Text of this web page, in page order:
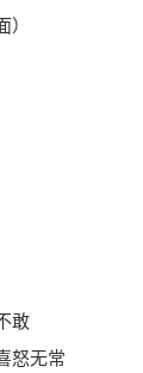
敢
怒无常